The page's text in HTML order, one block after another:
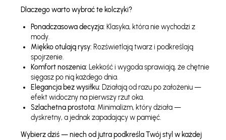
Dlaczego warto wybrać te kolczyki?
Ponadczasowa decyzja: Klasyka, która nie wychodzi z
mody.
Miękko otulają rysy: Rozświetlają twarz i podkreślają
spojrzenie.
Komfort noszenia: Lekkość i wygoda sprawiają, że chętnie
sięgasz po nią każdego dnia.
Elegancja bez wysiłku: Działają od razu po założeniu —
efekt widoczny na pierwszy rzut oka.
Szlachetna prostota: Minimalizm, który działa —
dyskretny, a jednak zapadający w pamięć.
Wybierz dziś — niech od jutra podkreśla Twój styl w każdej